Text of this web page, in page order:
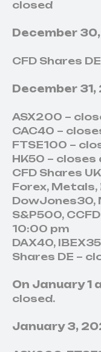
closed
December 30,
CFD Shares
December 31,
ASX200 –
CAC40 –
FTSE100 –
HK50 –
CFD Shares
Forex, Metals,
DowJones30,
S&P500,
10:00 pm
DAX40,
Shares DE –
On January 1
closed.
January 3,
Mọi thứ bạn cần